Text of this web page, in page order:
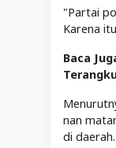
"Partai
Karena
Baca
nan
di daerah.